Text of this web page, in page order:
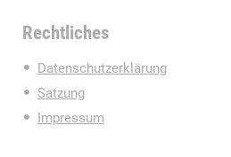
Rechtliches
Datenschutzerklärung
Satzung
Impressum